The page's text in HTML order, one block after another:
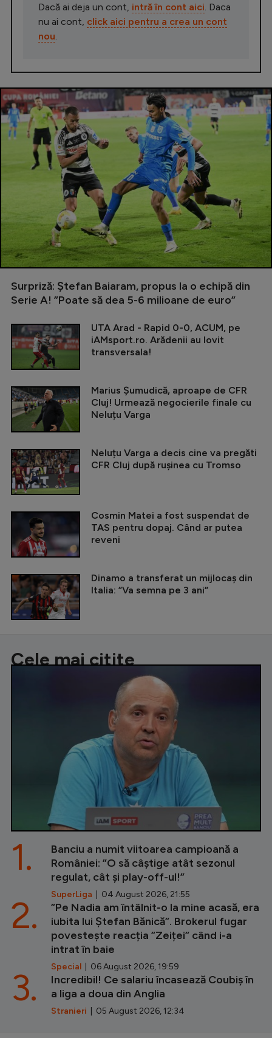
Dacă ai deja un cont, intră în cont aici . Daca
nu ai cont, click aici pentru a crea un cont
nou
Surpriză: Ștefan Baiaram, propus la o echipă din
Serie A! ”Poate să dea 5-6 milioane de euro”
UTA Arad - Rapid 0-0, ACUM, pe
iAMsport.ro. Arădenii au lovit
transversala!
Marius Șumudică, aproape de CFR
Cluj! Urmează negocierile finale cu
Neluțu Varga
Neluțu Varga a decis cine va pregăti
CFR Cluj după rușinea cu Tromso
Cosmin Matei a fost suspendat de
TAS pentru dopaj. Când ar putea
reveni
Dinamo a transferat un mijlocaș din
Italia: ”Va semna pe 3 ani”
Cele mai citite
Banciu a numit viitoarea campioană a
României: ”O să câștige atât sezonul
regulat, cât și play-off-ul!”
SuperLiga | 04 August 2026, 21:55
1.
”Pe Nadia am întâlnit-o la mine acasă, era
iubita lui Ștefan Bănică”. Brokerul fugar
povestește reacția ”Zeiței” când i-a
intrat în baie
Special | 06 August 2026, 19:59
2.
Incredibil! Ce salariu încasează Coubiș în
a liga a doua din Anglia
Stranieri | 05 August 2026, 12:34
3.